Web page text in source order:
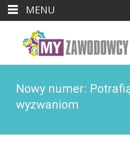
Nowy numer:
wyzwaniom
MENU